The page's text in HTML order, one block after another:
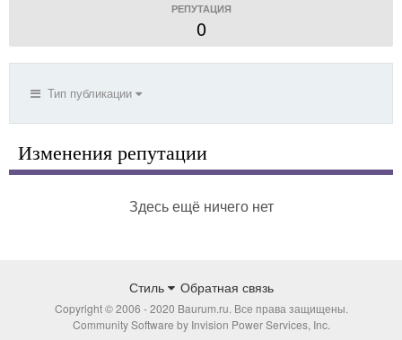
РЕПУТАЦИЯ
0
Тип публикации
Изменения репутации
Здесь ещё ничего нет
Стиль Обратная связь
Copyright © 2006 - 2020 Baurum.ru. Все права защищены.
Community Software by Invision Power Services, Inc.